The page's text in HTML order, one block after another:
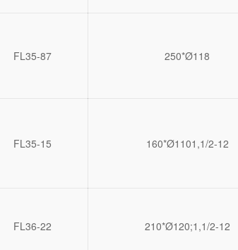
FL35-87 250*Ø118
FL35-15 160*Ø1101,1/2-12
FL36-22 210*Ø120;1,1/2-12